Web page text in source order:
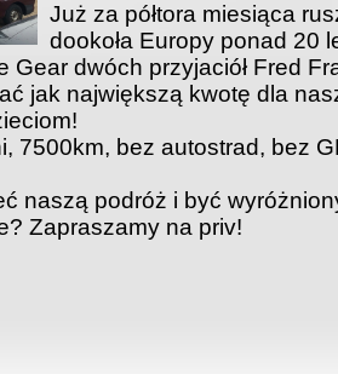
Już za półtora miesiąca
dookoła Europy ponad 20
Gear dwóch przyjaciół Fred
jak największą kwotę dla
7500km, bez autostrad, bez
naszą podróż i być
Zapraszamy na priv!